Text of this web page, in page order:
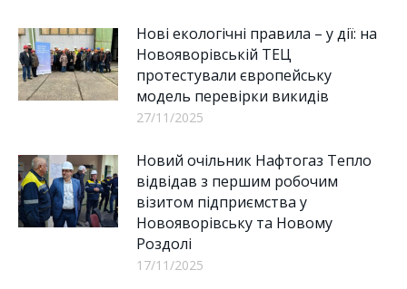
Нові екологічні правила – у дії: на
Новояворівській ТЕЦ
протестували європейську
модель перевірки викидів
27/11/2025
Новий очільник Нафтогаз Тепло
відвідав з першим робочим
візитом підприємства у
Новояворівську та Новому
Роздолі
17/11/2025